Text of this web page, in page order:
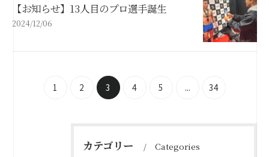
【お知らせ】13人目のプロ選手誕生
2024/12/06
1 2 3 4 5 ... 34
カテゴリー Categories